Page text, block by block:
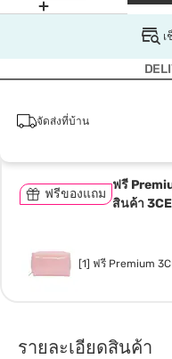
จัดส่งที่บ้าน
ฟรีของแถม
ฟรี
สินค้า
[1] ฟรี Premium
รายละเอียดสินค้า